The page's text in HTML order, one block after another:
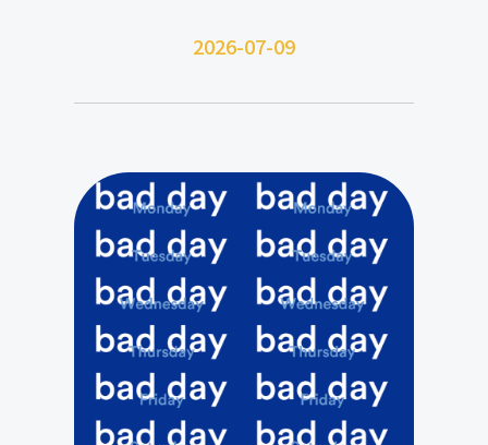
2026-07-09